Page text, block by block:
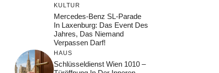
KULTUR
Mercedes-Benz SL-Parade
In Laxenburg: Das Event Des
Jahres, Das Niemand
Verpassen Darf!
HAUS
Schlüsseldienst Wien 1010 –